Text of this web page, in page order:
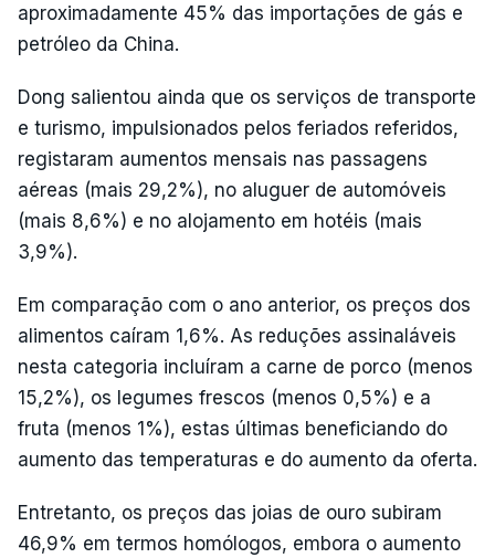
aproximadamente 45% das importações de gás e
petróleo da China.
Dong salientou ainda que os serviços de transporte
e turismo, impulsionados pelos feriados referidos,
registaram aumentos mensais nas passagens
aéreas (mais 29,2%), no aluguer de automóveis
(mais 8,6%) e no alojamento em hotéis (mais
3,9%).
Em comparação com o ano anterior, os preços dos
alimentos caíram 1,6%. As reduções assinaláveis
nesta categoria incluíram a carne de porco (menos
15,2%), os legumes frescos (menos 0,5%) e a
fruta (menos 1%), estas últimas beneficiando do
aumento das temperaturas e do aumento da oferta.
Entretanto, os preços das joias de ouro subiram
46,9% em termos homólogos, embora o aumento